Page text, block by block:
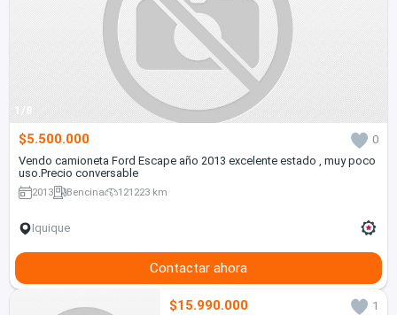
1/8
$5.500.000
0
Vendo camioneta Ford Escape año 2013 excelente estado , muy poco
uso.Precio conversable
2013 Bencina 121223 km
Iquique
Contactar ahora
$15.990.000 1